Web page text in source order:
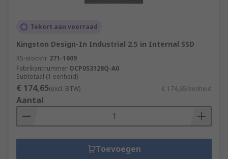
Tekort aan voorraad
Kingston Design-In Industrial 2.5 in Internal SSD
RS-stocknr. 271-1609
Fabrikantnummer OCP0S3128Q-A0
Subtotaal (1 eenheid)
€ 174,65(excl. BTW) € 174,65/eenheid
Aantal
Toevoegen